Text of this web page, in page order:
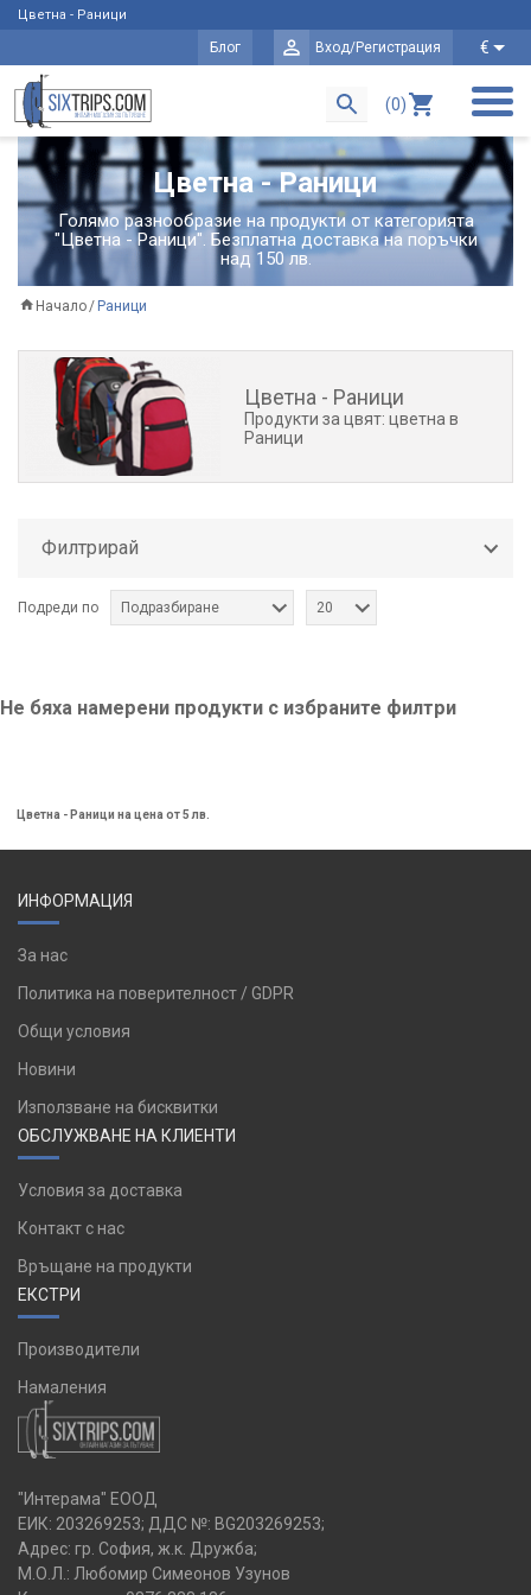
Цветна - Раници
Блог Вход/Регистрация €
(0)
Цветна - Раници
Голямо разнообразие на продукти от категорията
"Цветна - Раници". Безплатна доставка на поръчки
над 150 лв.
Начало Раници
Цветна - Раници
Продукти за цвят: цветна в
Раници
Филтрирай
Подреди по Подразбиране 20
Не бяха намерени продукти с избраните филтри
Цветна - Раници на цена от 5 лв.
ИНФОРМАЦИЯ
За нас
Политика на поверителност / GDPR
Общи условия
Новини
Използване на бисквитки
ОБСЛУЖВАНЕ НА КЛИЕНТИ
Условия за доставка
Контакт с нас
Връщане на продукти
ЕКСТРИ
Производители
Намаления
"Интерама" ЕООД
ЕИК: 203269253; ДДС №: BG203269253;
Адрес: гр. София, ж.к. Дружба;
М.О.Л.: Любомир Симеонов Узунов